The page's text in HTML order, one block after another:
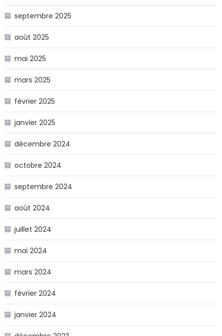
septembre 2025
août 2025
mai 2025
mars 2025
février 2025
janvier 2025
décembre 2024
octobre 2024
septembre 2024
août 2024
juillet 2024
mai 2024
mars 2024
février 2024
janvier 2024